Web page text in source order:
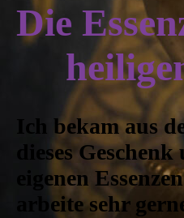
Die
Ich bekam aus
dieses
eigenen
arbeite sehr